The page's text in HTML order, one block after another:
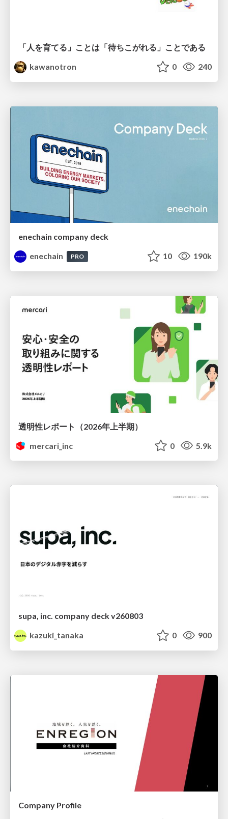
「人を育てる」ことは「待ちこがれる」ことである
kawanotron
0 240
enechain company deck
enechain
PRO 10 190k
透明性レポート（2026年上半期）
mercari_inc
0 5.9k
supa, inc. company deck v260803
kazuki_tanaka
0 900
Company Profile